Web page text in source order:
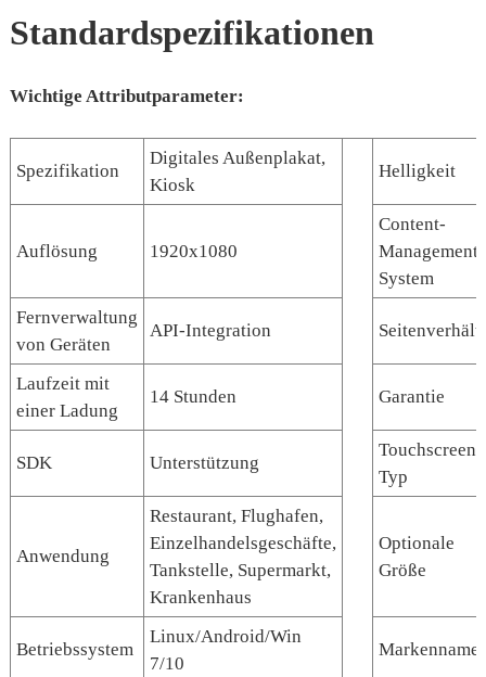
Standardspezifikationen
Wichtige Attributparameter:
Spezifikation
Digitales Außenplakat,
Kiosk
Helligkeit
Auflösung 1920x1080
Content-
Management-
System
Fernverwaltung
von Geräten
API-Integration
Laufzeit mit
einer Ladung
14 Stunden Garantie
SDK Unterstützung
Touchscreen-
Typ
Anwendung
Restaurant, Flughafen,
Einzelhandelsgeschäfte,
Tankstelle, Supermarkt,
Krankenhaus
Optionale
Größe
Betriebssystem
Linux/Android/Win
7/10
Markenname